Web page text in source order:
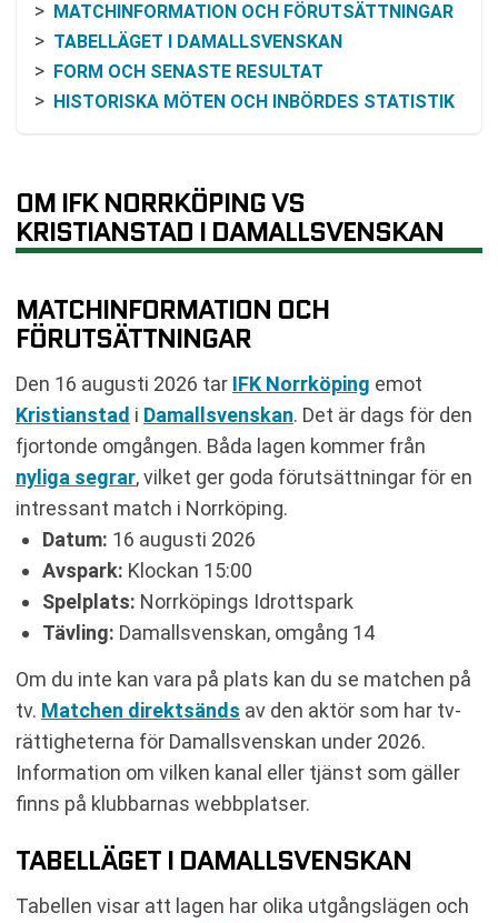
MATCHINFORMATION OCH FÖRUTSÄTTNINGAR
TABELLÄGET I DAMALLSVENSKAN
FORM OCH SENASTE RESULTAT
HISTORISKA MÖTEN OCH INBÖRDES STATISTIK
TABELL
RELATERADE NYHETER
OM IFK NORRKÖPING VS
KRISTIANSTAD I DAMALLSVENSKAN
MATCHINFORMATION OCH
FÖRUTSÄTTNINGAR
Den 16 augusti 2026 tar IFK Norrköping emot
Kristianstad i Damallsvenskan. Det är dags för den
fjortonde omgången. Båda lagen kommer från
nyliga segrar, vilket ger goda förutsättningar för en
intressant match i Norrköping.
Datum: 16 augusti 2026
Avspark: Klockan 15:00
Spelplats: Norrköpings Idrottspark
Tävling: Damallsvenskan, omgång 14
Om du inte kan vara på plats kan du se matchen på
tv. Matchen direktsänds av den aktör som har tv-
rättigheterna för Damallsvenskan under 2026.
Information om vilken kanal eller tjänst som gäller
finns på klubbarnas webbplatser.
TABELLÄGET I DAMALLSVENSKAN
Tabellen visar att lagen har olika utgångslägen och